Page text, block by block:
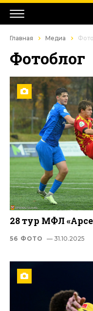
Главная Медиа
Фотоблог
28 тур МФЛ
56 ФОТО — 31.10.2025